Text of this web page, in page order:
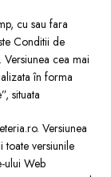
cu sau fara
Conditii de
cea mai
în forma
situata
Versiunea
versiunile
ului Web